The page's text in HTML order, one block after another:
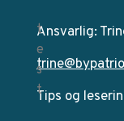
Ansvarlig:
Tips og